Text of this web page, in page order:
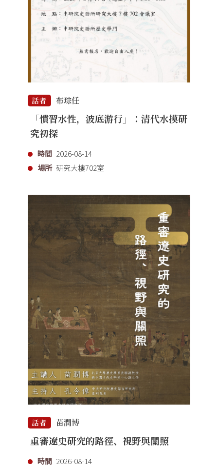
話者 布琮任
「慣習水性，波底游行」：清代水摸研
究初探
時間 2026-08-14
場所 研究大樓702室
話者 苗潤博
重審遼史研究的路徑、視野與關照
時間 2026-08-14